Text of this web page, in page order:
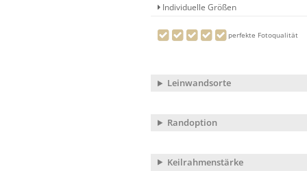
Individuelle Größen
perfekte Fotoqualität
Leinwandsorte
Randoption
Keilrahmenstärke